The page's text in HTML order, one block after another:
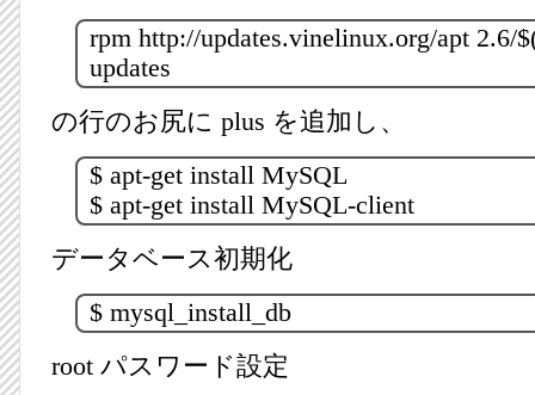
rpm http://updates.vinelinux.org/apt 2.6/
updates
の行のお尻に plus を追加し、
$ apt-get install MySQL
$ apt-get install MySQL-client
データベース初期化
$ mysql_install_db
root パスワード設定